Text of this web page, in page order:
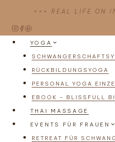
springen
+++ REAL LIFE ON
YOGA
RÜCKBILDUNGSYOGA
PERSONAL YOGA
EBOOK – BLISSFULL
THAI MASSAGE
EVENTS FÜR FRAUEN
RETREAT FÜR